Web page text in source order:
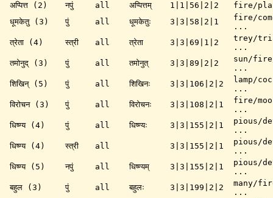
अप्पित्त (2)
नपुं all अप्पित्तम् 1|1|56|2|2
fire/
धूमकेतु (3)
पुं all धूमकेतुः 3|3|58|2|1
fire/
...
त्रेता (4)
स्त्री all त्रेता 3|3|69|1|2
trey/
...
तमोनुद् (3)
पुं all तमोनुत् 3|3|89|2|2
sun/
...
शिखिन् (5)
पुं all शिखिनः 3|3|106|2|2
lamp/
...
विरोचन (3)
पुं all विरोचनः 3|3|108|2|1
fire/
...
धिष्ण्य (4)
पुं all धिष्ण्यः 3|3|155|2|1
pious/
...
धिष्ण्य (4)
स्त्री all 3|3|155|2|1
pious/
...
धिष्ण्य (5)
नपुं all धिष्ण्यम् 3|3|155|2|1
pious/
...
बहुल (3)
पुं all बहुलः 3|3|199|2|2
many/
...